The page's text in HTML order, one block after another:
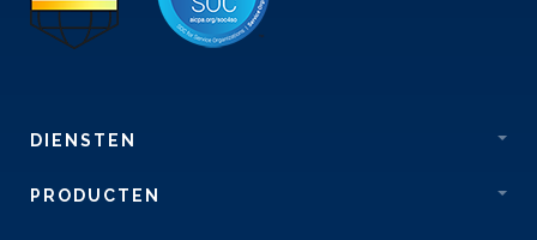
DIENSTEN
PRODUCTEN